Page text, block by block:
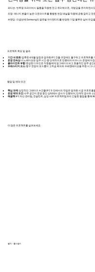
파티션: 반투명 프라이버시 필름을 적용한 전고 유리벽으로, 개방감을 유지하면서
조명: 에너지 효율이 높은 다운라이트를 통합한 천장 패널을 적용해 균형 잡히고 전
브랜딩: 리셉션에 Samsung의 글로벌 아이덴티티를 반영한 기업 블루와 실버 마감
협업 및 제약 조건
핵심 과제:상징적인 그레이드 A 건물(IFC 1) 안에서의 작업은 엄격한 시공 프로토콜
운영 제약 조건:사무 공간이 운영 중인 상태에서 공사가 진행되어, 단계적 공사와
해결책:IFC 자산 관리팀, 컨설턴트, 삼성 내부 프로젝트팀과의 긴밀한 협업을 통해
프로젝트 목표 및 결과
기간 내 완료:압축된 4개월 일정과 엄격한 IFC 건물 규정에도 불구하고 프로젝트를
운영 연속성:리노베이션은 업무 시간 중 단계적으로 진행되어 비즈니스 운영에 지장
클라이언트 부합:완성된 디자인은 직원들에게 업그레이드되고 효율적인 업무 공
프레스티지 요소:항구 전망의 보드룸이 고위급 회의와 프레젠테이션을 위한 시그니
더 많은 프로젝트를 살펴보세요
월치 - 휠스필드